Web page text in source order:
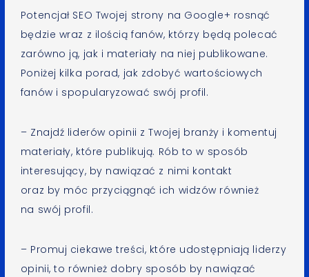
Potencjał SEO Twojej strony na Google+ rosnąć
będzie wraz z ilością fanów, którzy będą polecać
zarówno ją, jak i materiały na niej publikowane.
Poniżej kilka porad, jak zdobyć wartościowych
fanów i spopularyzować swój profil.
– Znajdź liderów opinii z Twojej branży i komentuj
materiały, które publikują. Rób to w sposób
interesujący, by nawiązać z nimi kontakt
oraz by móc przyciągnąć ich widzów również
na swój profil.
– Promuj ciekawe treści, które udostępniają liderzy
opinii, to również dobry sposób by nawiązać